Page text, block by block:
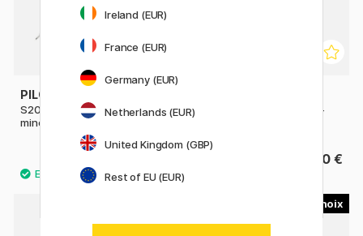
PILOT
S20 Birch Dark Brown Porte-
mine 0.5
S20 Birch Deep Red Porte-
40.90 €
Ireland (EUR)
France (EUR)
Germany (EUR)
Netherlands (EUR)
United Kingdom (GBP)
Rest of EU (EUR)